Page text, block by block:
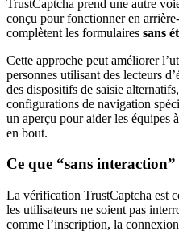
TrustCaptcha prend une autre
conçu pour fonctionner en
complètent les formulaires sans
Cette approche peut améliorer
personnes utilisant des lecteurs
des dispositifs de saisie
configurations de navigation
un aperçu pour aider les équipes
en bout.
Ce que “sans
La vérification TrustCaptcha est
les utilisateurs ne soient pas
comme l’inscription, la